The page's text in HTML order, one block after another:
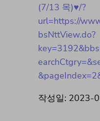
(7/13 목)♥/?
url=https://
bsNttView.do?
작성일: 2023-